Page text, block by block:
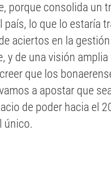
porque consolida un
país, lo que lo estaría
aciertos en la
y de una visión
que los
a apostar que
de poder hacia el
único.